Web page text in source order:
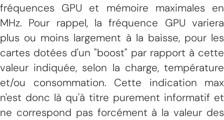
fréquences GPU et mémoire maximales en
MHz. Pour rappel, la fréquence GPU variera
plus ou moins largement à la baisse, pour les
cartes dotées d'un "boost" par rapport à cette
valeur indiquée, selon la charge, température
et/ou consommation. Cette indication max
n'est donc là qu'à titre purement informatif et
ne correspond pas forcément à la valeur des